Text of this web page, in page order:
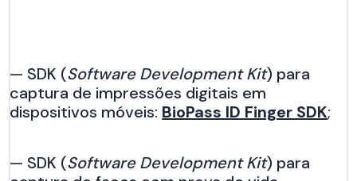
— SDK (Software Development Kit) para
captura de impressões digitais em
dispositivos móveis: BioPass ID Finger SDK;
— SDK (Software Development Kit) para